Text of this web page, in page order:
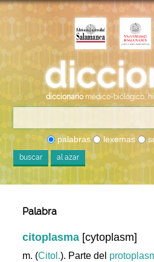
diccionario médico-biológico,
palabras lexemas
buscar al azar
Palabra
citoplasma [cytoplasm]
m. (Citol.). Parte del